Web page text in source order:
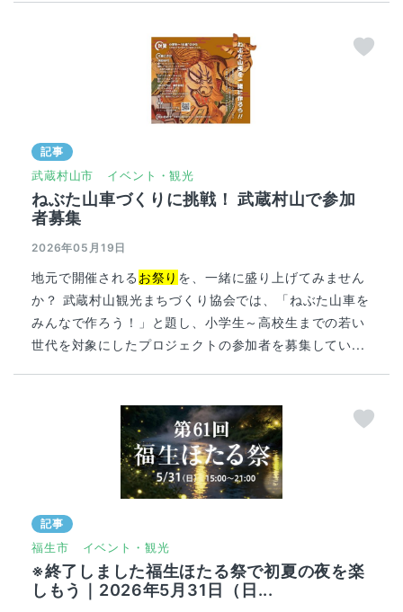
記事
武蔵村山市 イベント・観光
ねぶた山車づくりに挑戦！ 武蔵村山で参加
者募集
2026年05月19日
地元で開催される お祭り を、一緒に盛り上げてみません
か？ 武蔵村山観光まちづくり協会では、「ねぶた山車を
みんなで作ろう！」と題し、小学生～高校生までの若い
世代を対象にしたプロジェクトの参加者を募集してい...
記事
福生市 イベント・観光
※終了しました福生ほたる祭で初夏の夜を楽
しもう｜2026年5月31日（日...